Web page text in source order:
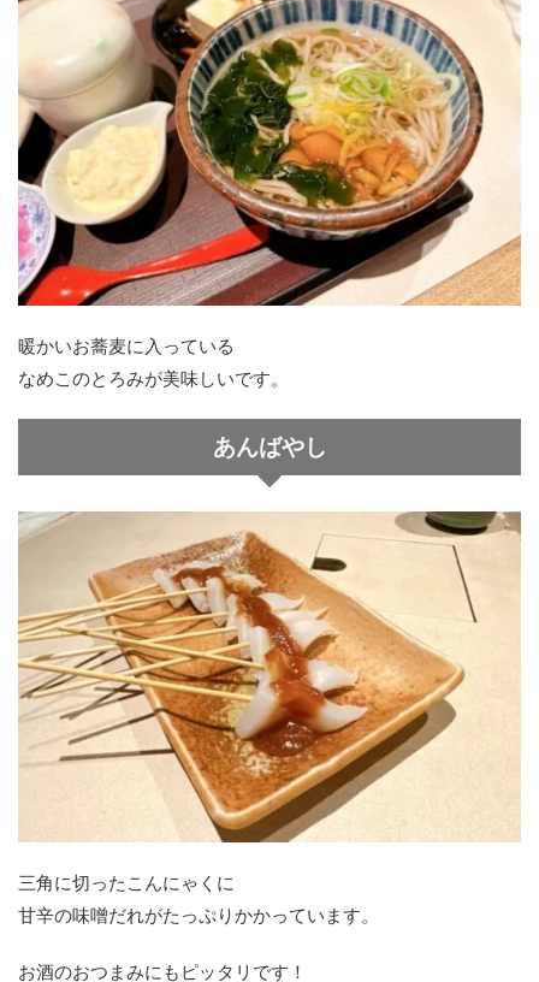
暖かいお蕎麦に入っている
なめこのとろみが美味しいです。
あんばやし
三角に切ったこんにゃくに
甘辛の味噌だれがたっぷりかかっています。
お酒のおつまみにもピッタリです！